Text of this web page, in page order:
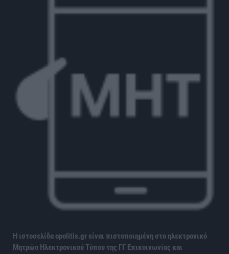
Η ιστοσελίδα opolitis.gr είναι πιστοποιημένη στο ηλεκτρονικό
Μητρώο Ηλεκτρονικού Τύπου της ΓΓ Επικοινωνίας και